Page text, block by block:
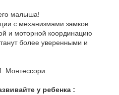
малыша!
с механизмами замков
и моторной координацию
более уверенными и
Монтессори.
у ребенка :